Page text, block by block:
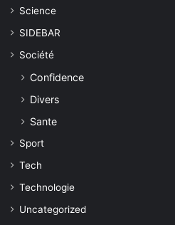
Science
SIDEBAR
Société
Confidence
Divers
Sante
Sport
Tech
Technologie
Uncategorized